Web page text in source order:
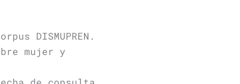
DISMUPREN.
mujer y